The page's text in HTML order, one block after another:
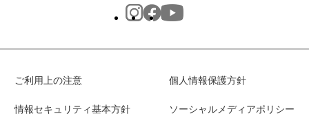
ご利用上の注意 個人情報保護方針
情報セキュリティ基本方針 ソーシャルメディアポリシー